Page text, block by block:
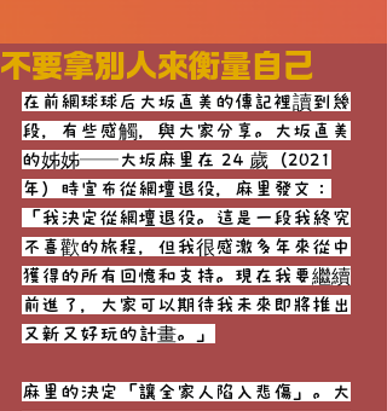
不要拿別人來衡量自己
在前網球球后大坂直美的傳記裡讀到幾
段，有些感觸，與大家分享。大坂直美
的姊姊──大坂麻里在 24 歲（2021
年）時宣布從網壇退役，麻里發文：
「我決定從網壇退役。這是一段我終究
不喜歡的旅程，但我很感激多年來從中
獲得的所有回憶和支持。現在我要繼續
前進了，大家可以期待我未來即將推出
又新又好玩的計畫。」
麻里的決定「讓全家人陷入悲傷」。大